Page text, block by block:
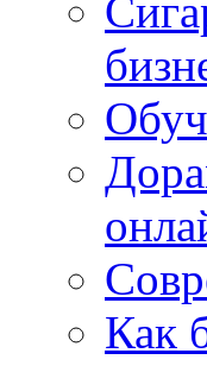
Как